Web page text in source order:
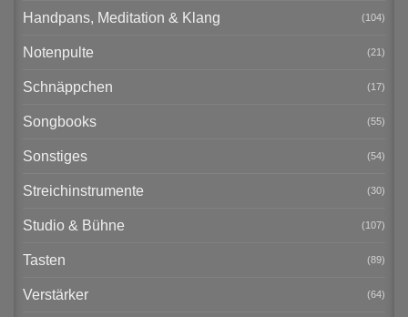
Handpans, Meditation & Klang (104)
Notenpulte (21)
Schnäppchen (17)
Songbooks (55)
Sonstiges (54)
Streichinstrumente (30)
Studio & Bühne (107)
Tasten (89)
Verstärker (64)